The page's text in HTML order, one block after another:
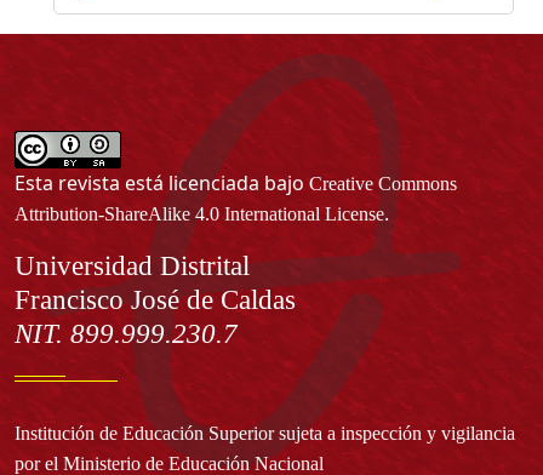
Esta revista está licenciada bajo Creative Commons
Attribution-ShareAlike 4.0 International License.
Información
Universidad Distrital
Francisco José de Caldas
NIT. 899.999.230.7
Institución de Educación Superior sujeta a inspección y vigilancia
por el Ministerio de Educación Nacional